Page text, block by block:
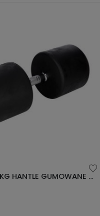
HG PRO 4 KG HANTLE GUMOWANE HMS